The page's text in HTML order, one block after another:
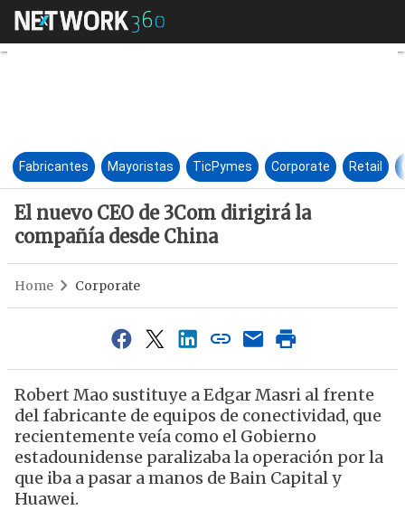
El nuevo CEO de 3Com
Fabricantes Mayoristas TicPymes Corporate Retail
El nuevo CEO de 3Com dirigirá la
compañía desde China
Home Corporate
Robert Mao sustituye a Edgar Masri al frente
del fabricante de equipos de conectividad, que
recientemente veía como el Gobierno
estadounidense paralizaba la operación por la
que iba a pasar a manos de Bain Capital y
Huawei.